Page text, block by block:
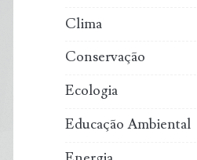
Clima
Conservação
Ecologia
Educação Ambiental